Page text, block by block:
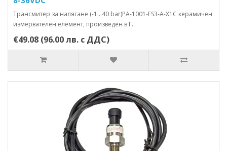
Трансмитер за налягане (-1…40 bar)PA-1001-FS3-A-X1 С керамичен
измервателен елемент, произведен в Г..
€49.08 (96.00 лв. с ДДС)